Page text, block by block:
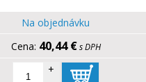
Na objednávku
40,44 € s DPH
+